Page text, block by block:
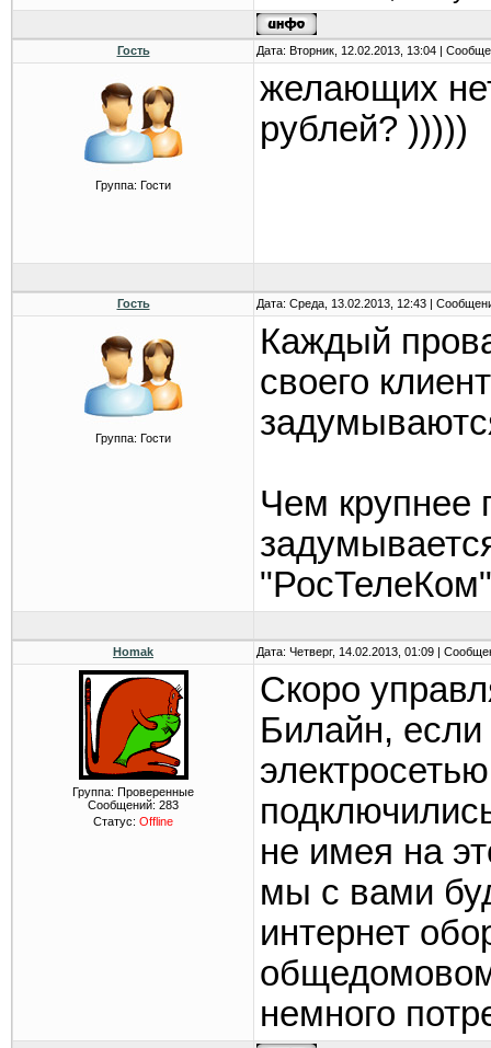
Гость Дата: Вторник, 12.02.2013, 13:04 |
Группа: Гости
желающих
рублей? )))))
Гость Дата: Среда, 13.02.2013, 12:43 |
Группа: Гости
Каждый
своего
Чем крупнее
"РосТелеКом"
Homak Дата: Четверг, 14.02.2013, 01:09 |
Группа: Проверенные
Сообщений: 283
Статус: Offline
Скоро
Билайн, если
не имея на
мы с вами
интернет
немного